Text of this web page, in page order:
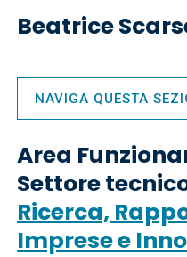
Beatrice
Area
Settore
Ricerca,
Imprese e
NAVIGA QUESTA